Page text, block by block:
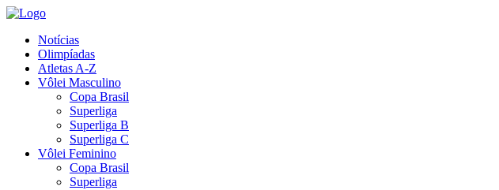
Notícias
Olimpíadas
Atletas A-Z
Vôlei Masculino
Copa Brasil
Superliga
Superliga B
Superliga C
Vôlei Feminino
Copa Brasil
Superliga